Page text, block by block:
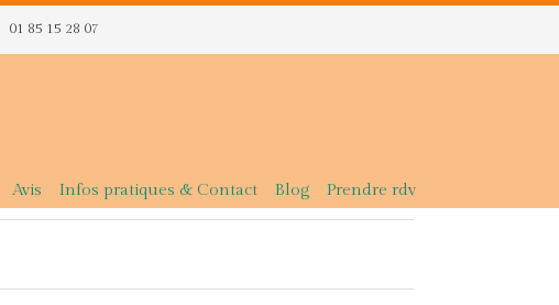
01 85 15 28 07
Avis Infos pratiques & Contact Blog Prendre rdv